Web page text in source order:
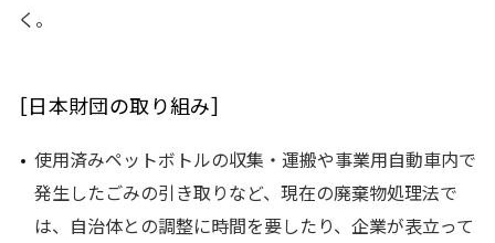
く。
［日本財団の取り組み］
使用済みペットボトルの収集・運搬や事業用自動車内で
発生したごみの引き取りなど、現在の廃棄物処理法で
は、自治体との調整に時間を要したり、企業が表立って